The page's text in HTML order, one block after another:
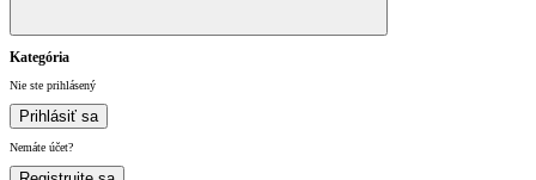
Kategória
Nie ste prihlásený
Prihlásiť sa
Nemáte účet?